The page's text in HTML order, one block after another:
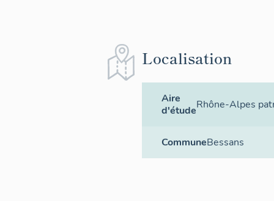
Localisation
Aire
d'étudeRhône-Alpes
CommuneBessans